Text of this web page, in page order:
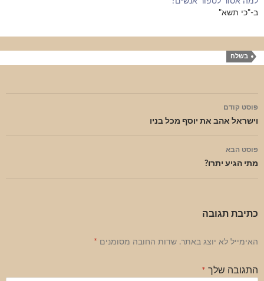
ב-"כי תשא"
בשלח
ניווט
בפוסטים
פוסט קודם
וישראל אהב את יוסף מכל בניו
פוסט הבא
מתי הגיע יתרו?
כתיבת תגובה
האימייל לא יוצג באתר. שדות החובה מסומנים *
התגובה שלך *